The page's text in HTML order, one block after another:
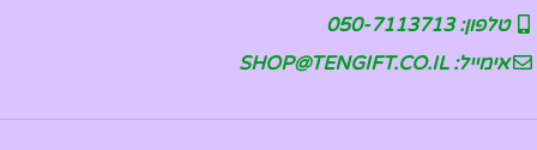
טלפון: 050-7113713
אימייל: SHOP@TENGIFT.CO.IL